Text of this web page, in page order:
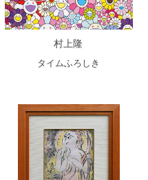
村上隆
タイムふろしき